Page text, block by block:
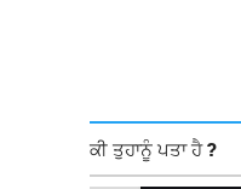
ਕੀ ਤੁਹਾਨੂੰ ਪਤਾ ਹੈ ?